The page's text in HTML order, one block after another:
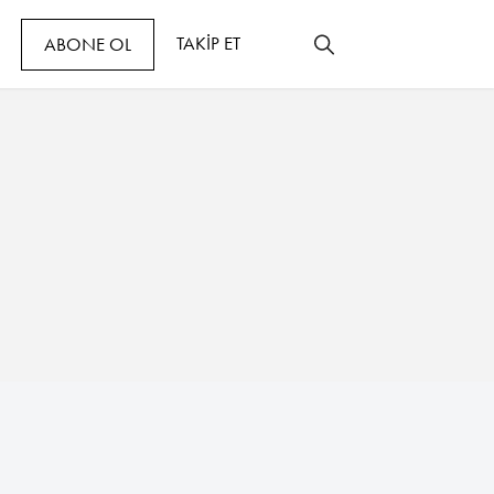
ABONE OL TAKİP ET